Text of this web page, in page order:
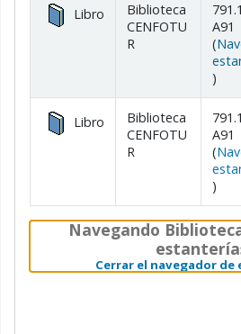
Libro
Biblioteca
CENFOTU
R
A91
(
)
Libro
Biblioteca
CENFOTU
R
A91
(
)
Navegando
Cerrar el navegador